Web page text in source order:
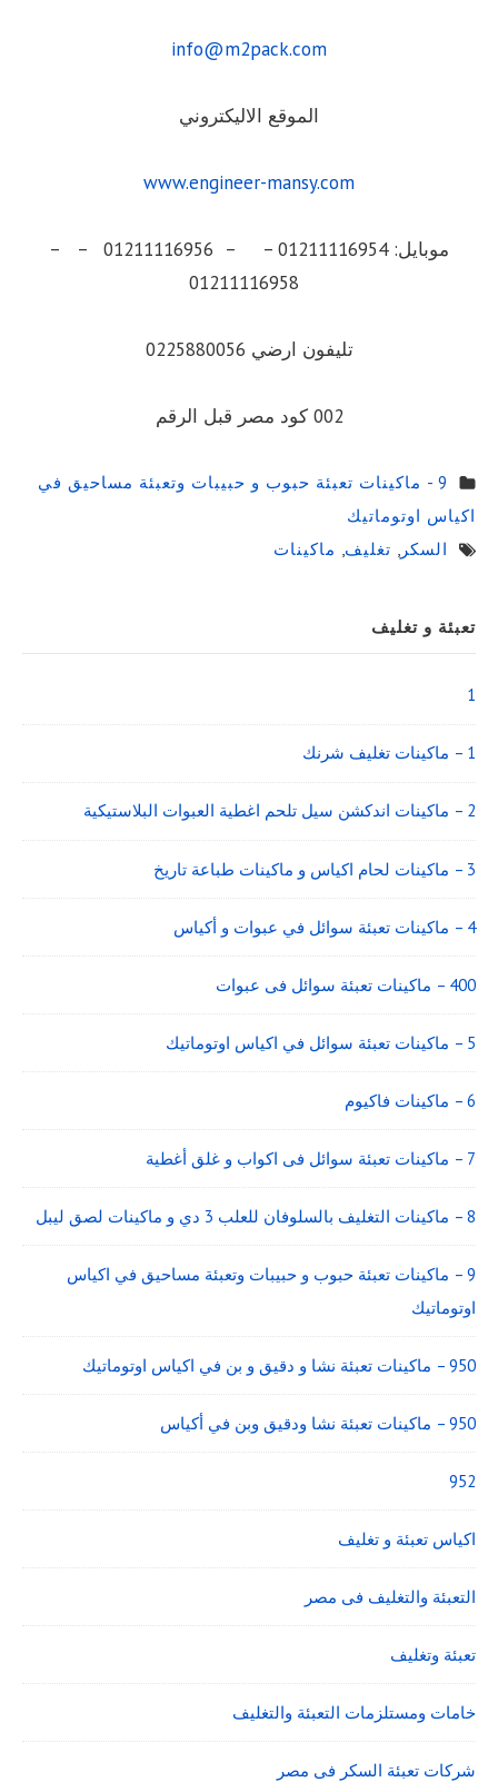
info@m2pack.com
الموقع الاليكتروني
www.engineer-mansy.com
موبايل: 01211116954 – – 01211116956 – –
تليفون ارضي 0225880056
002 كود مصر قبل الرقم
9 - ماكينات تعبئة حبوب و حبيبات وتعبئة مساحيق في
اكياس اوتوماتيك
السكر , تغليف, ماكينات
Sidebar
Widget
Area
تعبئة و تغليف
1
1 – ماكينات تغليف شرنك
2 – ماكينات اندكشن سيل تلحم اغطية العبوات البلاستيكية
3 – ماكينات لحام اكياس و ماكينات طباعة تاريخ
4 – ماكينات تعبئة سوائل في عبوات و أكياس
400 – ماكينات تعبئة سوائل فى عبوات
5 – ماكينات تعبئة سوائل في اكياس اوتوماتيك
6 – ماكينات فاكيوم
7 – ماكينات تعبئة سوائل فى اكواب و غلق أغطية
8 – ماكينات التغليف بالسلوفان للعلب 3 دي و ماكينات لصق ليبل
9 – ماكينات تعبئة حبوب و حبيبات وتعبئة مساحيق في اكياس
اوتوماتيك
950 – ماكينات تعبئة نشا و دقيق و بن في اكياس اوتوماتيك
950 – ماكينات تعبئة نشا ودقيق وبن في أكياس
952
اكياس تعبئة و تغليف
التعبئة والتغليف فى مصر
تعبئة وتغليف
خامات ومستلزمات التعبئة والتغليف
شركات تعبئة السكر فى مصر